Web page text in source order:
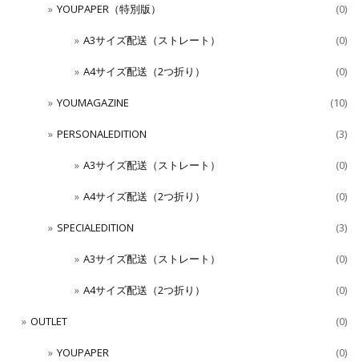
YOUPAPER（特別版） (0)
A3サイズ配送（ストレート） (0)
A4サイズ配送（2つ折り） (0)
YOUMAGAZINE (10)
PERSONALEDITION (3)
A3サイズ配送（ストレート） (0)
A4サイズ配送（2つ折り） (0)
SPECIALEDITION (3)
A3サイズ配送（ストレート） (0)
A4サイズ配送（2つ折り） (0)
OUTLET (0)
YOUPAPER (0)